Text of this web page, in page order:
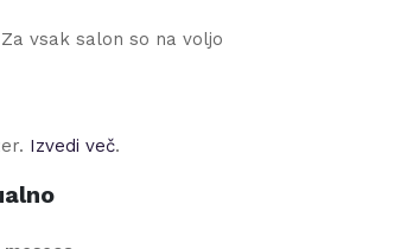
vsak salon so na voljo
Izvedi več.